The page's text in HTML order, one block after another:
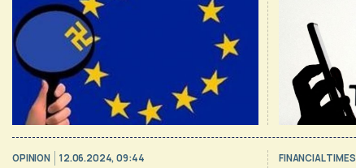
OPINION 12.06.2024, 09:44 FINANCIAL TIMES